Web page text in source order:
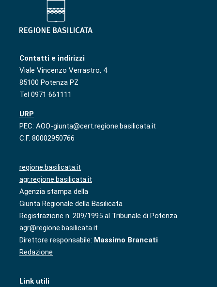
Contatti e indirizzi
Viale Vincenzo Verrastro, 4
85100 Potenza PZ
Tel 0971 661111
URP
PEC: AOO-giunta@cert.regione.basilicata.it
C.F. 80002950766
regione.basilicata.it
agr.regione.basilicata.it
Agenzia stampa della
Giunta Regionale della Basilicata
Registrazione n. 209/1995 al Tribunale di Potenza
agr@regione.basilicata.it
Direttore responsabile: Massimo Brancati
Redazione
Link utili